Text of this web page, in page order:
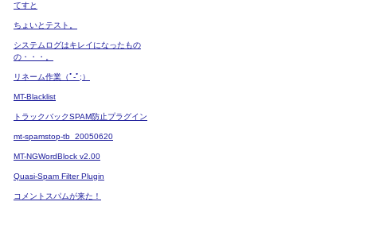
てすと
ちょいとテスト。
システムログはキレイになったもの
の・・・。
リネーム作業（ﾟ-ﾟ;）
MT-Blacklist
トラックバックSPAM防止プラグイン
mt-spamstop-tb_20050620
MT-NGWordBlock v2.00
Quasi-Spam Filter Plugin
コメントスパムが来た！